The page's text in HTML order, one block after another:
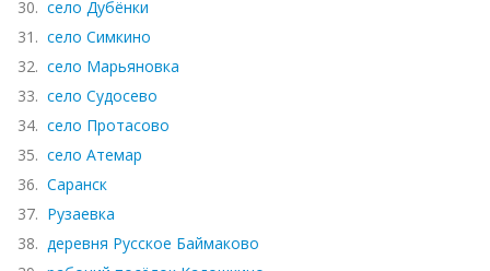
30. село Дубёнки
31. село Симкино
32. село Марьяновка
33. село Судосево
34. село Протасово
35. село Атемар
36. Саранск
37. Рузаевка
38. деревня Русское Баймаково